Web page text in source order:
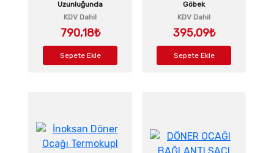
Uzunluğunda
KDV Dahil
790,18₺
Sepete Ekle
Göbek
KDV Dahil
395,09₺
Sepete Ekle